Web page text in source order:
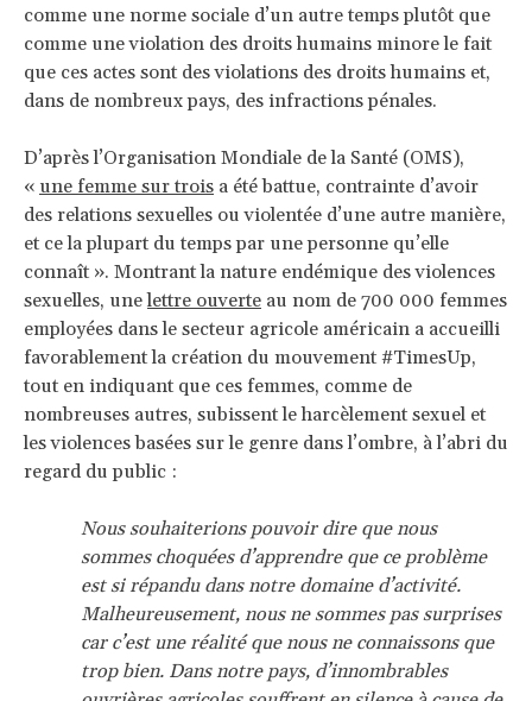
comme une norme sociale d’un autre temps plutôt que
comme une violation des droits humains minore le fait
que ces actes sont des violations des droits humains et,
dans de nombreux pays, des infractions pénales.
D’après l’Organisation Mondiale de la Santé (OMS),
« une femme sur trois a été battue, contrainte d’avoir
des relations sexuelles ou violentée d’une autre manière,
et ce la plupart du temps par une personne qu’elle
connaît ». Montrant la nature endémique des violences
sexuelles, unelettre ouverte au nom de 700 000 femmes
employées dans le secteur agricole américain a accueilli
favorablement la création du mouvement #TimesUp,
tout en indiquant que ces femmes, comme de
nombreuses autres, subissent le harcèlement sexuel et
les violences basées sur le genre dans l’ombre, à l’abri du
regard du public :
Nous souhaiterions pouvoir dire que nous
sommes choquées d’apprendre que ce problème
est si répandu dans notre domaine d’activité.
Malheureusement, nous ne sommes pas surprises
car c’est une réalité que nous ne connaissons que
trop bien. Dans notre pays, d’innombrables